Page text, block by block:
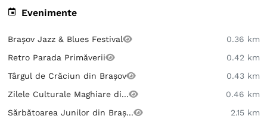
Evenimente
Brașov Jazz & Blues Festival
0.36 km
Retro Parada Primăverii
0.42 km
Târgul de Crăciun din Brașov
0.43 km
Zilele Culturale Maghiare di...
0.46 km
Sărbătoarea Junilor din Braș...
2.15 km